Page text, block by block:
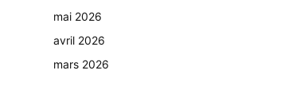
mai 2026
avril 2026
mars 2026